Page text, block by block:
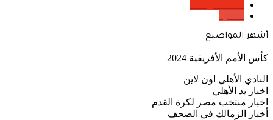
أشهر المواضيع
كأس الأمم الأفريقية 2024
النادي الأهلي اون لاين
اخبار يد الأهلي
اخبار منتخب مصر لكرة القدم
أخبار الزمالك في الصحف